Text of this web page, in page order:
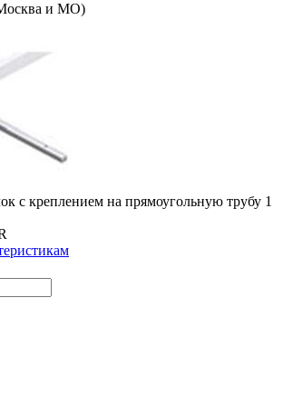
и МО)
с креплением на прямоугольную трубу 1